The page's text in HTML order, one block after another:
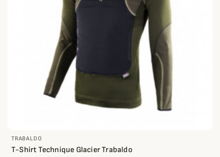
TRABALDO
T-Shirt Technique Glacier Trabaldo